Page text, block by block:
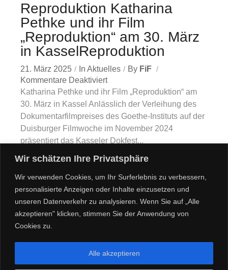
Wir schätzen Ihre Privatsphäre
Wir verwenden Cookies, um Ihr Surferlebnis zu verbessern,
personalisierte Anzeigen oder Inhalte einzusetzen und
unseren Datenverkehr zu analysieren. Wenn Sie auf „Alle
akzeptieren" klicken, stimmen Sie der Anwendung von
Cookies zu.
Alle akzeptieren
Reproduktion Katharina
Pethke und ihr Film
„Reproduktion“ am 30. März
in KasselReproduktion
21. März 2025 In Aktuelles By FiF
Kommentare Deaktiviert
Katharina Pethke und ihr Film „Reproduktion“ am
30. März in Kassel Anlässlich der Verleihung des
Dokumentarfilmpreises des Goethe-Instituts auf der
Duisburger Filmwoche im November 2024
präsentiert das Kasseler Dokfest...